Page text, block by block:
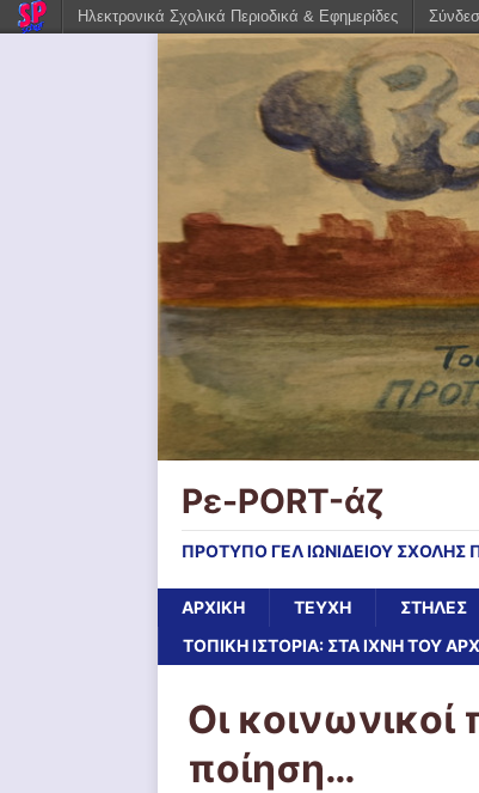
Ρε-PORT-άζ
ΠΡΟΤΥΠΟ ΓΕΛ ΙΩΝΙΔΕΙΟΥ ΣΧΟΛΗΣ
ΑΡΧΙΚΉ ΤΕΥΧΗ ΣΤΗΛΕΣ
ΤΟΠΙΚΗ ΙΣΤΟΡΙΑ: ΣΤΑ ΙΧΝΗ ΤΟΥ
Οι κοινωνικοί
ποίηση…
Ηλεκτρονικά Σχολικά Περιοδικά & Εφημερίδες